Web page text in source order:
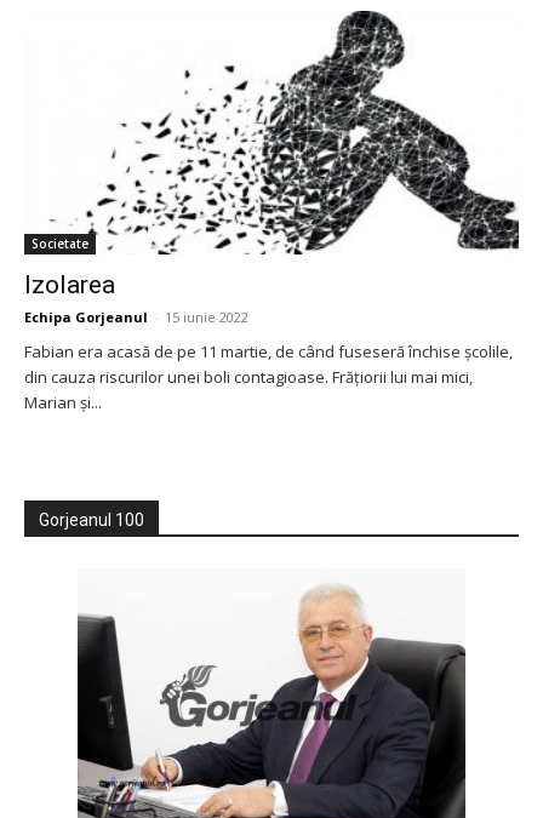
Societate
Izolarea
Echipa Gorjeanul - 15 iunie 2022
Fabian era acasă de pe 11 martie, de când fuseseră închise școlile,
din cauza riscurilor unei boli contagioase. Frățiorii lui mai mici,
Marian și...
Gorjeanul 100